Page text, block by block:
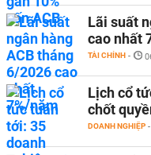
Lãi suất
cao nhất
TÀI CHÍNH -
Lịch cổ
chốt
DOANH NGHIỆP -